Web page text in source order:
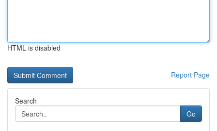
HTML is disabled
Report Page
Search
Go